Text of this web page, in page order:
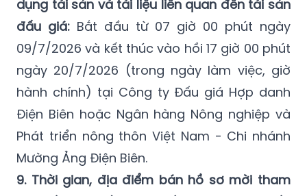
09/7/2026 và kết thúc vào hồi 17 giờ 00 phút
ngày 20/7/2026 (trong ngày làm việc, giờ
hành chính) tại Công ty Đấu giá Hợp danh
Điện Biên hoặc Ngân hàng Nông nghiệp và
Phát triển nông thôn Việt Nam - Chi nhánh
Mường Ảng Điện Biên.
9. Thời gian, địa điểm bán hồ sơ mời tham
gia đấu giá, tiếp nhận hồ sơ tham gia đấu
giá: Bắt đầu từ 07 giờ 00 phút ngày